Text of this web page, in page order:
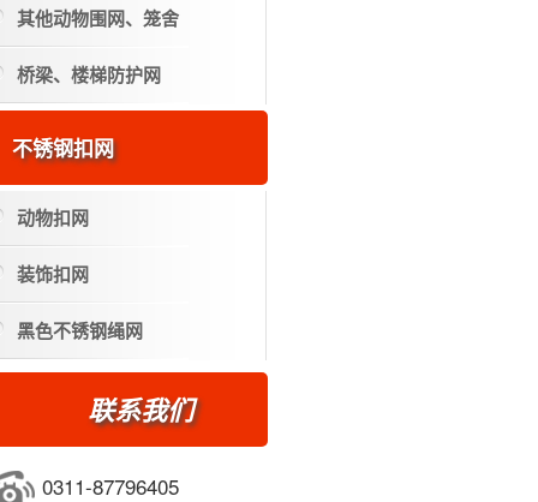
其他动物围网、笼舍
桥梁、楼梯防护网
不锈钢扣网
动物扣网
装饰扣网
黑色不锈钢绳网
联系我们
0311-87796405